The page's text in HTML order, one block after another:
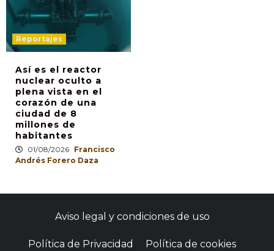
Reportajes
Así es el reactor
nuclear oculto a
plena vista en el
corazón de una
ciudad de 8
millones de
habitantes
01/08/2026 Francisco
Andrés Forero Daza
Aviso legal y condiciones de uso
Política de Privacidad Política de cookies